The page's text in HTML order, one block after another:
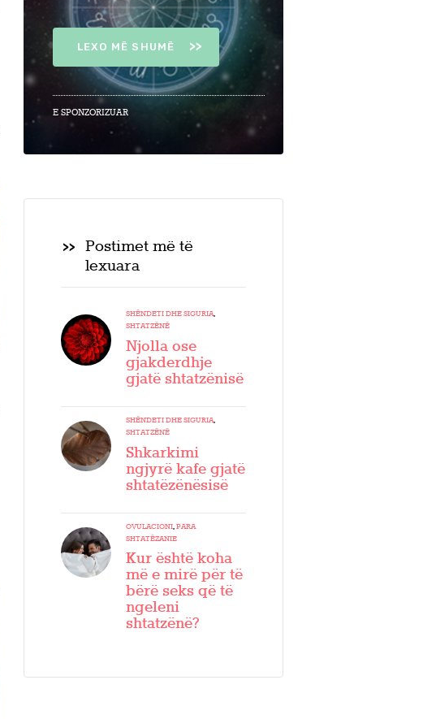
LEXO MË SHUMË
E SPONZORIZUAR
Postimet më të
lexuara
SHËNDETI DHE SIGURIA,
SHTATZËNË
Njolla ose
gjakderdhje
gjatë shtatzënisë
SHËNDETI DHE SIGURIA,
SHTATZËNË
Shkarkimi
ngjyrë kafe gjatë
shtatëzënësisë
OVULACIONI,PARA
SHTATËZANIE
Kur është koha
më e mirë për të
bërë seks që të
ngeleni
shtatzënë?